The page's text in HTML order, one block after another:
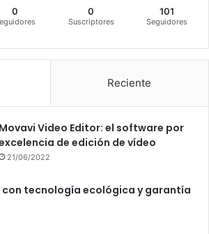
0 0
Suscriptores
101
Seguidores
Reciente
Movavi Video Editor: el software por
de edición de vídeo
21/06/2022
con tecnología ecológica y garantía